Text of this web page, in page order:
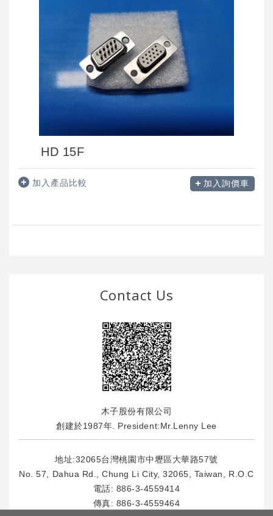
HD 15F
加入產品比較 加入詢價車
Contact Us
木子股份有限公司
創建於1987年. President:Mr.Lenny Lee
地址:32065台灣桃園市中壢區大華路57號
No. 57, Dahua Rd., Chung Li City, 32065, Taiwan, R.O.C
電話: 886-3-4559414
傳真: 886-3-4559464